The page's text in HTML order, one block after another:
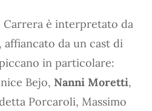
è interpretato da
, affiancato da un cast di
in particolare:
Bejo, Nanni Moretti,
Porcaroli, Massimo